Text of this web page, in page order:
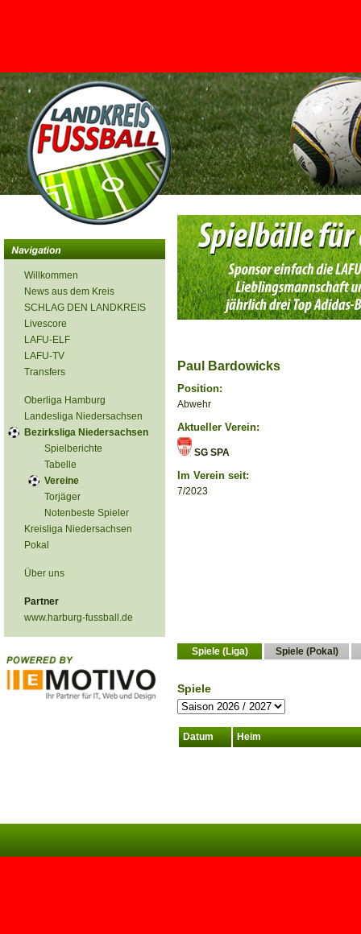
<
Willkommen
News aus dem Kreis
SCHLAG DEN LANDKREIS
Livescore
LAFU-ELF
LAFU-TV
Transfers
Oberliga Hamburg
Landesliga Niedersachsen
Bezirksliga Niedersachsen
Spielberichte
Tabelle
Vereine
Torjäger
Notenbeste Spieler
Kreisliga Niedersachsen
Pokal
Über uns
Partner
www.harburg-fussball.de
Paul Bardowicks
Position:
Abwehr
Aktueller Verein:
SG SPA
Im Verein seit:
7/2023
Spiele (Liga) Spiele (Pokal)
Spiele
Datum Heim